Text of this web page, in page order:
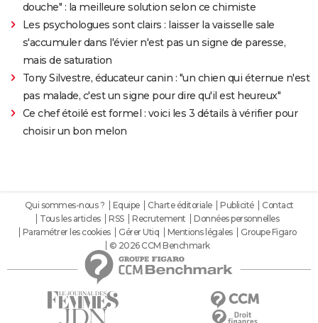
douche" : la meilleure solution selon ce chimiste
Les psychologues sont clairs : laisser la vaisselle sale
s'accumuler dans l'évier n'est pas un signe de paresse,
mais de saturation
Tony Silvestre, éducateur canin : "un chien qui éternue n'est
pas malade, c'est un signe pour dire qu'il est heureux"
Ce chef étoilé est formel : voici les 3 détails à vérifier pour
choisir un bon melon
Qui sommes-nous ? Equipe Charte éditoriale Publicité
Contact
Tous les articles
RSS Recrutement
Données personnelles
Paramétrer les cookies
Gérer Utiq Mentions légales
Groupe Figaro
© 2026 CCM Benchmark